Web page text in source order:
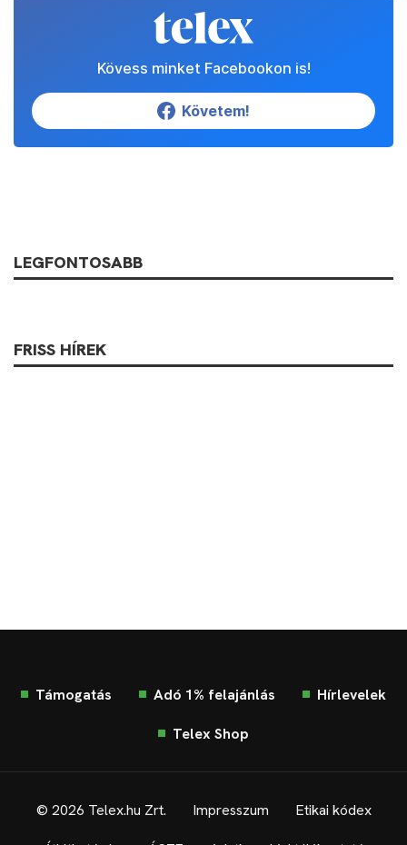
Kövess minket Facebookon is!
Követem!
LEGFONTOSABB
FRISS HÍREK
Támogatás Adó 1% felajánlás Hírlevelek
Telex Shop
© 2026 Telex.hu Zrt. Impresszum Etikai kódex